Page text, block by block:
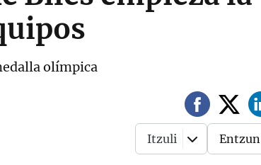
olímpica
Itzuli Entzun